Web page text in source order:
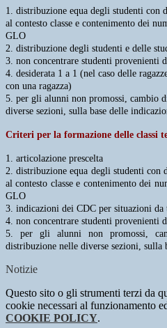
1. distribuzione equa degli studenti con
al contesto classe e contenimento dei
GLO
2. distribuzione degli studenti e delle
3. non concentrare studenti provenienti
4. desiderata 1 a 1 (nel caso delle
con una ragazza)
5. per gli alunni non promossi, cambio
diverse sezioni, sulla base delle
Criteri per la formazione delle classi
1. articolazione prescelta
2. distribuzione equa degli studenti con
al contesto classe e contenimento dei
GLO
3. indicazioni dei CDC per situazioni
4. non concentrare studenti provenienti
5. per gli alunni non promossi,
distribuzione nelle diverse sezioni, sulla
Notizie
Questo sito o gli strumenti terzi da
cookie necessari al funzionamento
COOKIE POLICY.